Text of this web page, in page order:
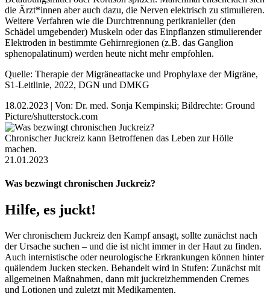
die Ärzt*innen aber auch dazu, die Nerven elektrisch zu stimulieren.
Weitere Verfahren wie die Durchtrennung perikranieller (den
Schädel umgebender) Muskeln oder das Einpflanzen stimulierender
Elektroden in bestimmte Gehirnregionen (z.B. das Ganglion
sphenopalatinum) werden heute nicht mehr empfohlen.
Quelle: Therapie der Migräneattacke und Prophylaxe der Migräne,
S1-Leitlinie, 2022, DGN und DMKG
18.02.2023 | Von: Dr. med. Sonja Kempinski; Bildrechte: Ground
Picture/shutterstock.com
Chronischer Juckreiz kann Betroffenen das Leben zur Hölle
machen.
21.01.2023
Was bezwingt chronischen Juckreiz?
Hilfe, es juckt!
Wer chronischem Juckreiz den Kampf ansagt, sollte zunächst nach
der Ursache suchen – und die ist nicht immer in der Haut zu finden.
Auch internistische oder neurologische Erkrankungen können hinter
quälendem Jucken stecken. Behandelt wird in Stufen: Zunächst mit
allgemeinen Maßnahmen, dann mit juckreizhemmenden Cremes
und Lotionen und zuletzt mit Medikamenten.